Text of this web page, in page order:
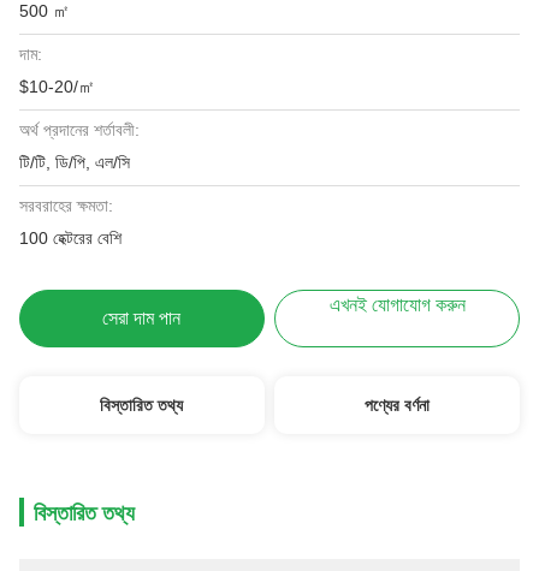
500 ㎡
দাম:
$10-20/㎡
অর্থ প্রদানের শর্তাবলী:
টি/টি, ডি/পি, এল/সি
সরবরাহের ক্ষমতা:
100 হেক্টরের বেশি
সেরা দাম পান
এখনই যোগাযোগ করুন
বিস্তারিত তথ্য পণ্যের বর্ণনা
বিস্তারিত তথ্য